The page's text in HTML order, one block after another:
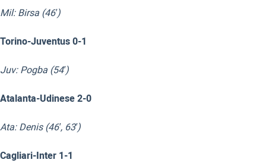
Mil: Birsa (46′)
Torino-Juventus 0-1
Juv: Pogba (54′)
Atalanta-Udinese 2-0
Ata: Denis (46′, 63′)
Cagliari-Inter 1-1